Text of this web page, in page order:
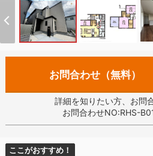
お問合わせ（無料）
詳細を知りたい方、お問
お問合わせNO:RHS-
ここがおすすめ！